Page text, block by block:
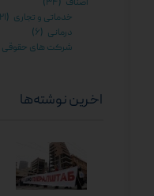
اصناف (۳۴)
خدماتی و تجاری (۲۱)
درمانی (۶)
شرکت های حقوقی
اخرین نوشته‌ها